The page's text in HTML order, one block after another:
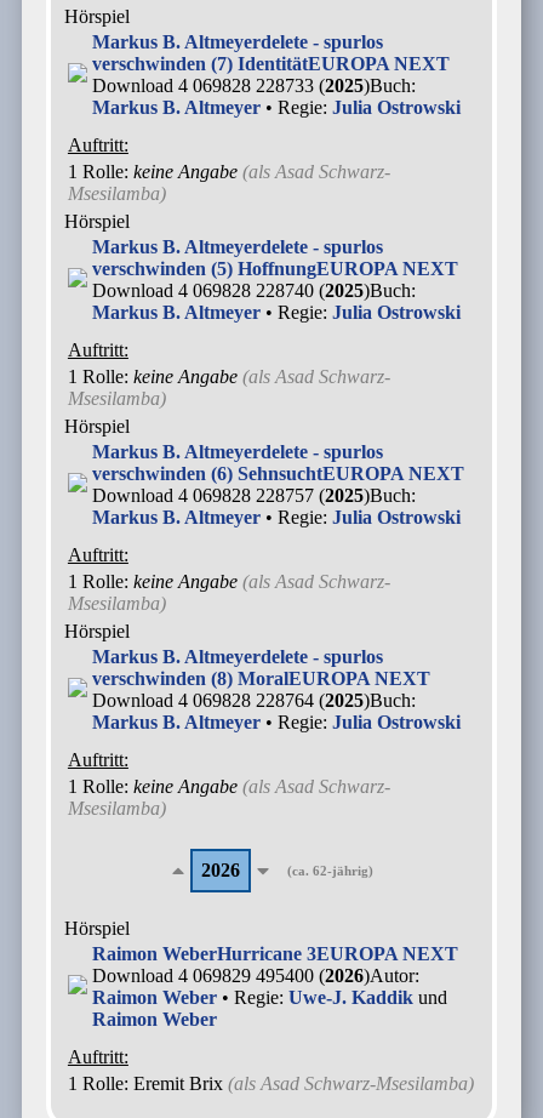
Hörspiel
Markus B. Altmeyerdelete - spurlos
verschwinden (7) IdentitätEUROPA NEXT
Download 4 069828 228733 (2025)Buch:
Markus B. Altmeyer• Regie: Julia Ostrowski
Auftritt:
1 Rolle: keine Angabe (als Asad Schwarz-
Msesilamba)
Hörspiel
Markus B. Altmeyerdelete - spurlos
verschwinden (5) HoffnungEUROPA NEXT
Download 4 069828 228740 (2025)Buch:
Markus B. Altmeyer• Regie: Julia Ostrowski
Auftritt:
1 Rolle: keine Angabe (als Asad Schwarz-
Msesilamba)
Hörspiel
Markus B. Altmeyerdelete - spurlos
verschwinden (6) SehnsuchtEUROPA NEXT
Download 4 069828 228757 (2025)Buch:
Markus B. Altmeyer• Regie: Julia Ostrowski
Auftritt:
1 Rolle: keine Angabe (als Asad Schwarz-
Msesilamba)
Hörspiel
Markus B. Altmeyerdelete - spurlos
verschwinden (8) MoralEUROPA NEXT
Download 4 069828 228764 (2025)Buch:
Markus B. Altmeyer• Regie: Julia Ostrowski
Auftritt:
1 Rolle: keine Angabe (als Asad Schwarz-
Msesilamba)
2026 (ca. 62-jährig)
Hörspiel
Raimon WeberHurricane 3EUROPA NEXT
Download 4 069829 495400 (2026)Autor:
Raimon Weber• Regie: Uwe-J. Kaddikund
Raimon Weber
Auftritt:
1 Rolle: Eremit Brix (als Asad Schwarz-Msesilamba)